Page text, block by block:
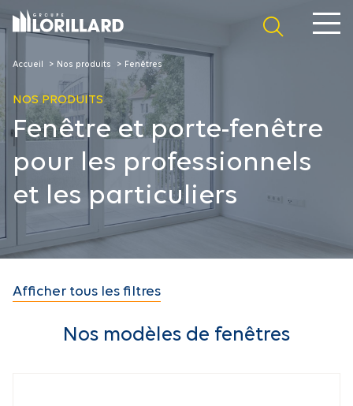
Accueil Nos produits Fenêtres
NOS PRODUITS
Fenêtre et porte-fenêtre
pour les professionnels
et les particuliers
Afficher tous les filtres
Nos modèles de fenêtres